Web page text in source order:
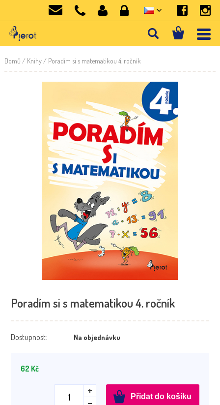
Domů / Knihy/ Poradím si s matematikou 4. ročník
Poradím si s matematikou 4. ročník
Dostupnost: Na objednávku
62 Kč
Přidat do košíku